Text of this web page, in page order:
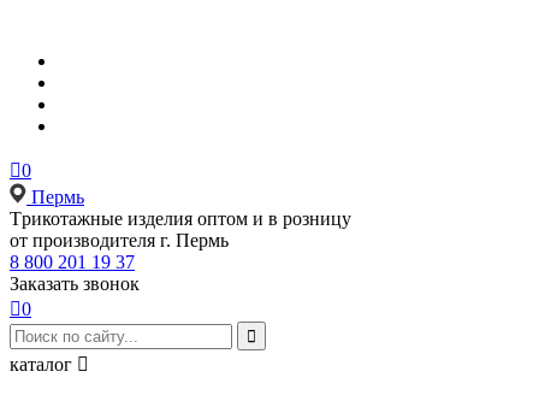
0
Пермь
Tрикотажные изделия оптом и в розницу
от производителя г. Пермь
8 800 201 19 37
Заказать звонок
0

каталог 